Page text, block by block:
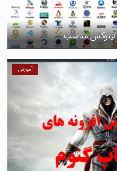
لینوکس مناسب
آموزش